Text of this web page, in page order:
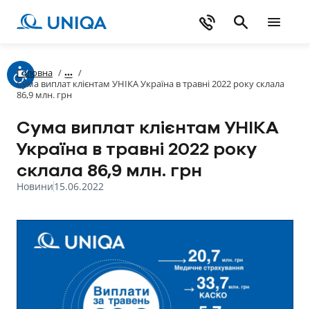
Головна /
/
Сума виплат клієнтам УНІКА Україна в травні 2022 року склала
86,9 млн. грн
Сума виплат клієнтам УНІКА
Україна в травні 2022 року
склала 86,9 млн. грн
Новини15.06.2022